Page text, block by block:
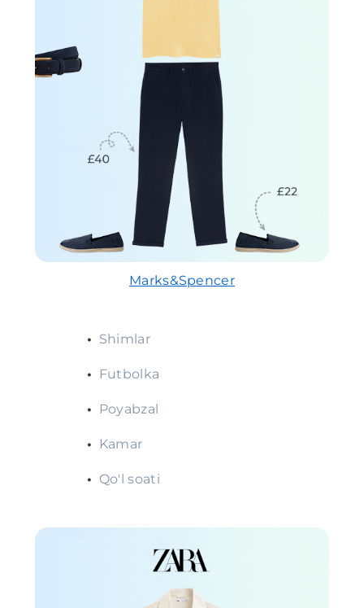
Marks&Spencer
• Shimlar
• Futbolka
• Poyabzal
• Kamar
• Qo'l soati